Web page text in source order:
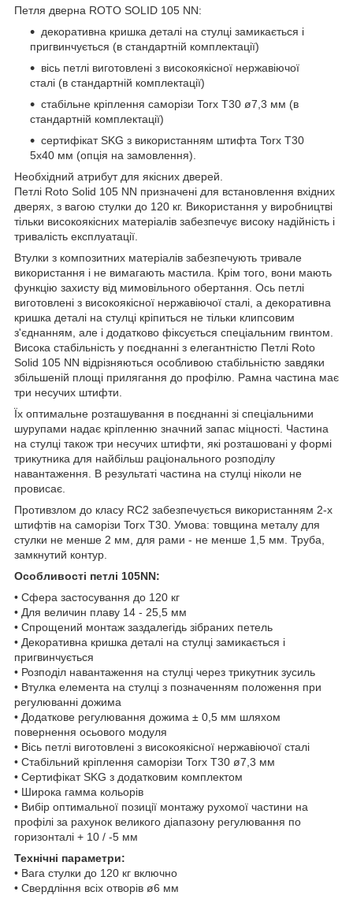
Петля дверна ROTO SOLID 105 NN:
декоративна кришка деталі на стулці замикається і
пригвинчується (в стандартній комплектації)
вісь петлі виготовлені з високоякісної нержавіючої
сталі (в стандартній комплектації)
стабільне кріплення саморізи Torx T30 ø7,3 мм (в
стандартній комплектації)
сертифікат SKG з використанням штифта Torx T30
5x40 мм (опція на замовлення).
Необхідний атрибут для якісних дверей.
Петлі Roto Solid 105 NN призначені для встановлення вхідних
дверях, з вагою стулки до 120 кг. Використання у виробництві
тільки високоякісних матеріалів забезпечує високу надійність і
тривалість експлуатації.
Втулки з композитних матеріалів забезпечують тривале
використання і не вимагають мастила. Крім того, вони мають
функцію захисту від мимовільного обертання. Ось петлі
виготовлені з високоякісної нержавіючої сталі, а декоративна
кришка деталі на стулці кріпиться не тільки клипсовим
з'єднанням, але і додатково фіксується спеціальним гвинтом.
Висока стабільність у поєднанні з елегантністю Петлі Roto
Solid 105 NN відрізняються особливою стабільністю завдяки
збільшеній площі прилягання до профілю. Рамна частина має
три несучих штифти.
Їх оптимальне розташування в поєднанні зі спеціальними
шурупами надає кріпленню значний запас міцності. Частина
на стулці також три несучих штифти, які розташовані у формі
трикутника для найбільш раціонального розподілу
навантаження. В результаті частина на стулці ніколи не
провисає.
Противзлом до класу RC2 забезпечується використанням 2-х
штифтів на саморізи Torx T30. Умова: товщина металу для
стулки не менше 2 мм, для рами - не менше 1,5 мм. Труба,
замкнутий контур.
Особливості петлі 105NN:
• Сфера застосування до 120 кг
• Для величин плаву 14 - 25,5 мм
• Спрощений монтаж заздалегідь зібраних петель
• Декоративна кришка деталі на стулці замикається і
пригвинчується
• Розподіл навантаження на стулці через трикутник зусиль
• Втулка елемента на стулці з позначенням положення при
регулюванні дожима
• Додаткове регулювання дожима ± 0,5 мм шляхом
повернення осьового модуля
• Вісь петлі виготовлені з високоякісної нержавіючої сталі
• Стабільний кріплення саморізи Torx T30 ø7,3 мм
• Сертифікат SKG з додатковим комплектом
• Широка гамма кольорів
• Вибір оптимальної позиції монтажу рухомої частини на
профілі за рахунок великого діапазону регулювання по
горизонталі + 10 / -5 мм
Технічні параметри:
• Вага стулки до 120 кг включно
• Свердління всіх отворів ø6 мм